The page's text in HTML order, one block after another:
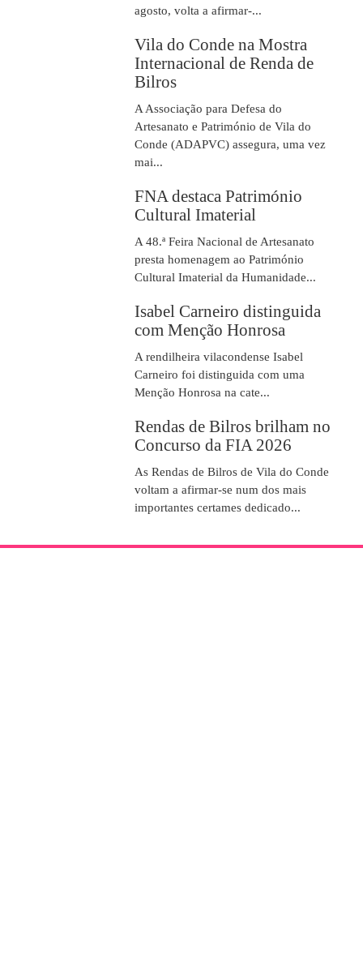
agosto, volta a afirmar-...
Vila do Conde na Mostra
Internacional de Renda de
Bilros
A Associação para Defesa do
Artesanato e Património de Vila do
Conde (ADAPVC) assegura, uma vez
mai...
FNA destaca Património
Cultural Imaterial
A 48.ª Feira Nacional de Artesanato
presta homenagem ao Património
Cultural Imaterial da Humanidade...
Isabel Carneiro distinguida
com Menção Honrosa
A rendilheira vilacondense Isabel
Carneiro foi distinguida com uma
Menção Honrosa na cate...
Rendas de Bilros brilham no
Concurso da FIA 2026
As Rendas de Bilros de Vila do Conde
voltam a afirmar-se num dos mais
importantes certames dedicado...